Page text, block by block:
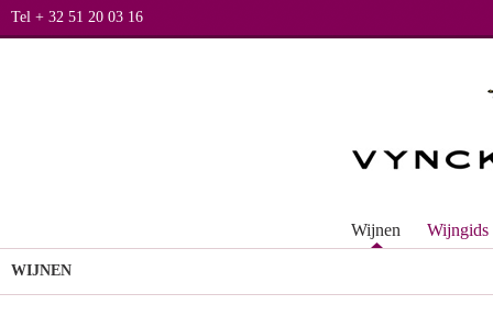
Tel + 32 51 20 03 16
Wijnen Wijngids
WIJNEN